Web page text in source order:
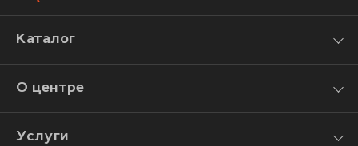
Каталог
О центре
Услуги